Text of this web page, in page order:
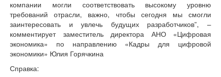
компании могли соответствовать высокому уровню
требований отрасли, важно, чтобы сегодня мы смогли
заинтересовать и увлечь будущих разработчиков”, –
комментирует заместитель директора АНО «Цифровая
экономика» по направлению «Кадры для цифровой
экономики» Юлия Горячкина
Справка: